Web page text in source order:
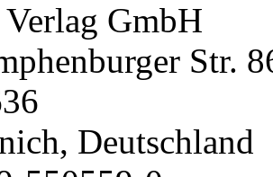
GmbH
Str.
Deutschland